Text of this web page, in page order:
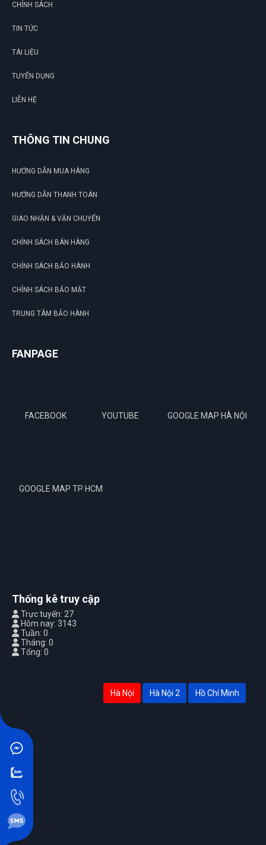
CHÍNH SÁCH
TIN TỨC
TÀI LIỆU
TUYỂN DỤNG
LIÊN HỆ
THÔNG TIN CHUNG
HƯỚNG DẪN MUA HÀNG
HƯỚNG DẪN THANH TOÁN
GIAO NHẬN & VẬN CHUYỂN
CHÍNH SÁCH BÁN HÀNG
CHÍNH SÁCH BẢO HÀNH
CHÍNH SÁCH BẢO MẬT
TRUNG TÂM BẢO HÀNH
FANPAGE
FACEBOOK YOUTUBE GOOGLE MAP HÀ NỘI
GOOGLE MAP TP HCM
Thống kê truy cập
Trực tuyến: 27
Hôm nay: 3143
Tuần: 0
Tháng: 0
Tổng: 0
Hà Nội Hà Nội 2 Hồ Chí Minh